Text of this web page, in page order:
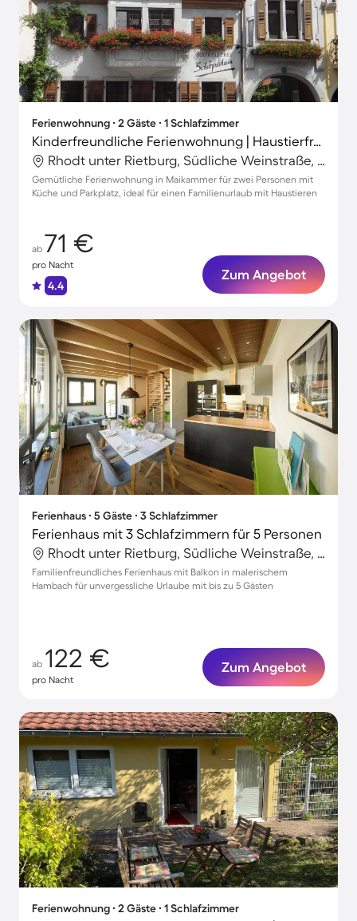
Ferienwohnung ∙ 2 Gäste ∙ 1 Schlafzimmer
Kinderfreundliche Ferienwohnung | Haustierfreundlich
Rhodt unter Rietburg, Südliche Weinstraße, Deutschland
Gemütliche Ferienwohnung in Maikammer für zwei Personen mit
Küche und Parkplatz, ideal für einen Familienurlaub mit Haustieren
ab 71 €
pro Nacht
4.4
Zum Angebot
Ferienhaus ∙ 5 Gäste ∙ 3 Schlafzimmer
Ferienhaus mit 3 Schlafzimmern für 5 Personen
Rhodt unter Rietburg, Südliche Weinstraße, Deutschland
Familienfreundliches Ferienhaus mit Balkon in malerischem
Hambach für unvergessliche Urlaube mit bis zu 5 Gästen
ab 122 €
pro Nacht
Zum Angebot
Ferienwohnung ∙ 2 Gäste ∙ 1 Schlafzimmer